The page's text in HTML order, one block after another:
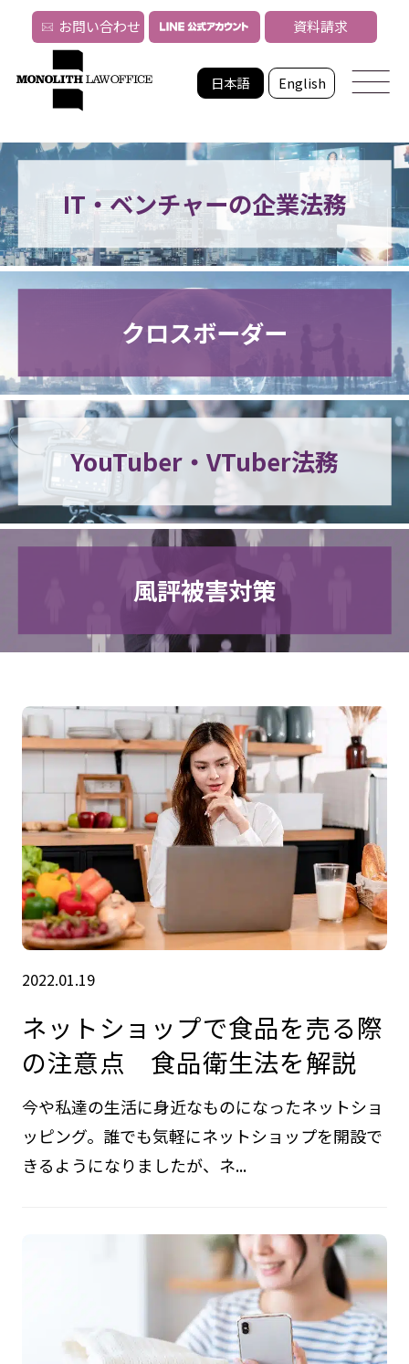
日本語 English
お問い合わせ 資料請求
IT・ベンチャーの企業法務
クロスボーダー
YouTuber・VTuber法務
風評被害対策
2022.01.19
ネットショップで食品を売る際
の注意点 食品衛生法を解説
今や私達の生活に身近なものになったネットショ
ッピング。誰でも気軽にネットショップを開設で
きるようになりましたが、ネ...